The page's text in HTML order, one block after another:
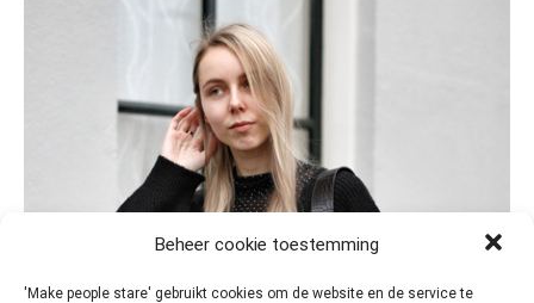
Beheer cookie toestemming
'Make people stare' gebruikt cookies om de website en de service te